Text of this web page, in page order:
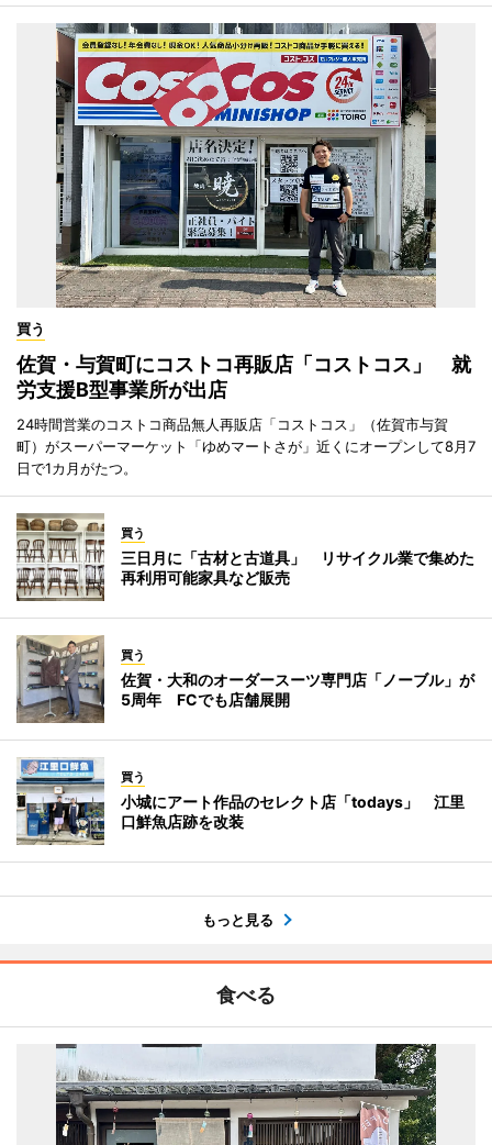
買う
佐賀・与賀町にコストコ再販店「コストコス」 就
労支援B型事業所が出店
24時間営業のコストコ商品無人再販店「コストコス」（佐賀市与賀
町）がスーパーマーケット「ゆめマートさが」近くにオープンして8月7
日で1カ月がたつ。
買う
三日月に「古材と古道具」 リサイクル業で集めた
再利用可能家具など販売
買う
佐賀・大和のオーダースーツ専門店「ノーブル」が
5周年 FCでも店舗展開
買う
小城にアート作品のセレクト店「todays」 江里
口鮮魚店跡を改装
もっと見る
食べる